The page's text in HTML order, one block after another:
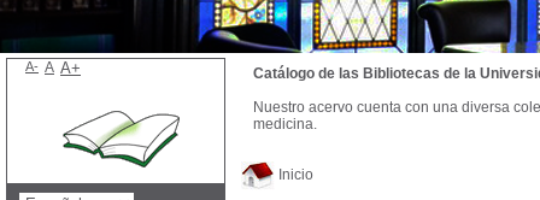
Inicio
Catálogo de las Bibliotecas de la
Nuestro acervo cuenta con una diversa
medicina.
A- A A+